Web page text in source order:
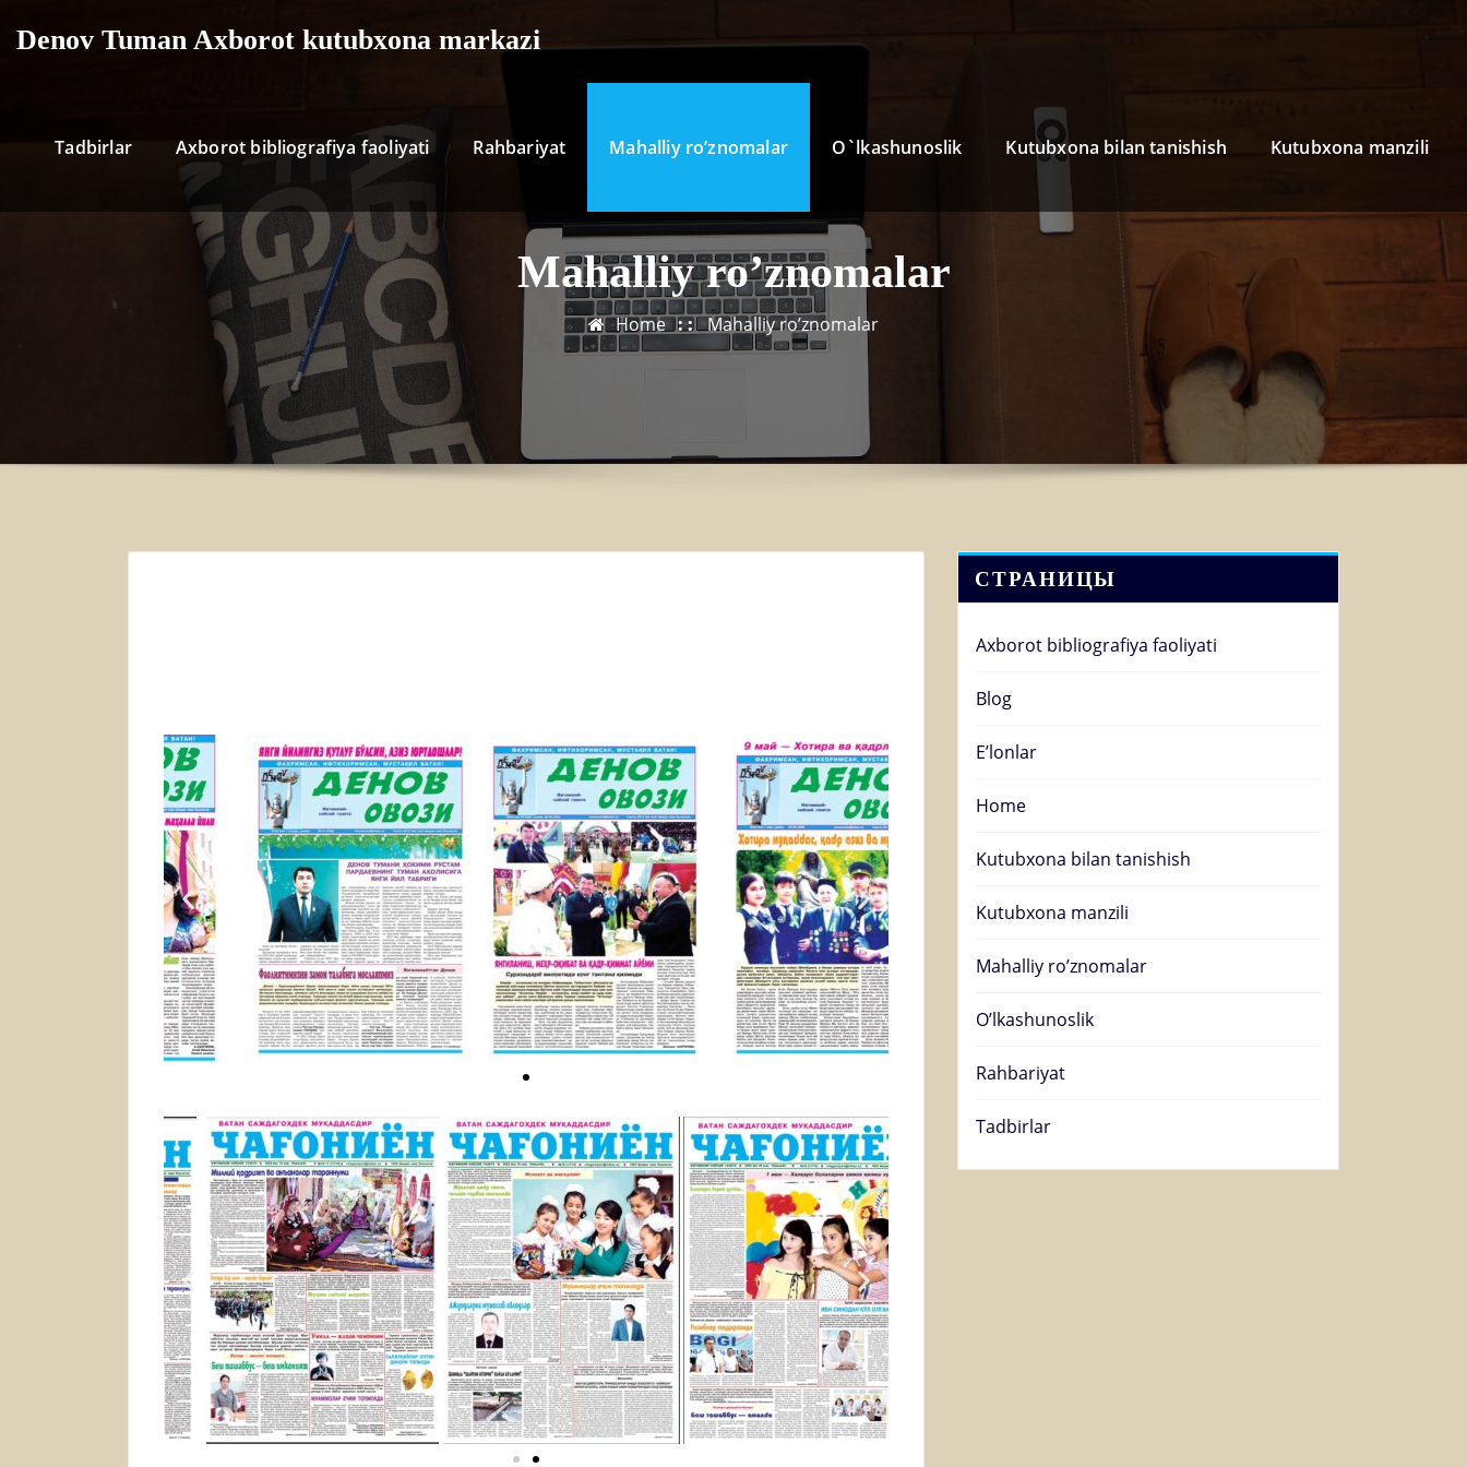
Denov Tuman Axborot kutubxona markazi
Tadbirlar Axborot bibliografiya faoliyati Rahbariyat Mahalliy ro’znomalar O`lkashunoslik Kutubxona bilan tanishish Kutubxona manzili
Mahalliy ro’znomalar
Home Mahalliy ro’znomalar
СТРАНИЦЫ
Axborot bibliografiya faoliyati
Blog
E’lonlar
Home
Kutubxona bilan tanishish
Kutubxona manzili
Mahalliy ro’znomalar
O’lkashunoslik
Rahbariyat
Tadbirlar